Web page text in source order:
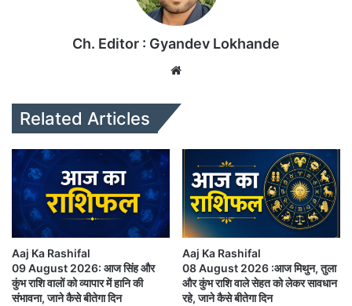
Ch. Editor : Gyandev Lokhande
Related Articles
Aaj Ka Rashifal
09 August 2026: आज सिंह और
कुंभ राशि वालों को व्यापार में हानि की
संभावना, जाने कैसे बीतेगा दिन
Aaj Ka Rashifal
08 August 2026 :आज मिथुन, तुला
और कुंभ राशि वाले सेहत को लेकर सावधान
रहे, जाने कैसे बीतेगा दिन